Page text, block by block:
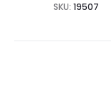
SKU: 19507